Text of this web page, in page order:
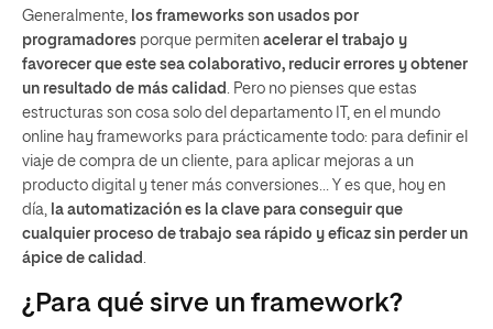
Generalmente,
los frameworks son usados por
programadores porque permiten acelerar el trabajo y
favorecer que este sea colaborativo, reducir errores y obtener
un resultado de más calidad
. Pero no pienses que estas
estructuras son cosa solo del departamento IT, en el mundo
online hay frameworks para prácticamente todo: para definir el
viaje de compra de un cliente, para aplicar mejoras a un
producto digital y tener más conversiones… Y es que, hoy en
día,
la automatización es la clave para conseguir que
cualquier proceso de trabajo sea rápido y eficaz sin perder un
ápice de calidad
¿Para qué sirve un framework?